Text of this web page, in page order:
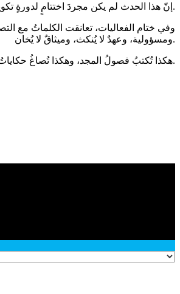
إنّ هذا الحدث لم يكن مجردَ اختتامٍ لدورةٍ تكوينية، بل كان احتفاءً بالإنسان، وتكريما للعامل، وتأكيدًا على أنّ سونلغاز ليست فقط مجمعًا للطاقة، بل منارةٌ للتمكين، ومدرسةٌ للقيادة، ومنبرٌ للكرامة.
وفي ختام الفعاليات، تعانقت الكلماتُ مع
ومسؤولية، وعهدٌ لا يُنكث، وميثاقٌ لا يُخان.
هكذا تُكتبُ فصولُ المجد، وهكذا تُصاغُ حكاياتُ الوفاء، وهكذا تُبنى الأوطانُ بسواعدِ أبنائها، وبعقولِ روّادها، وبقلوبِ من نذروا أنفسهم لخدمةِ العامل، وصونِ كرامته، ورفعِ رايته.